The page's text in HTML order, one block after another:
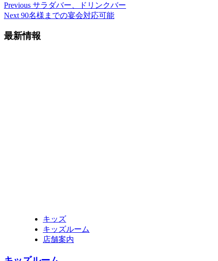
Previous サラダバー、ドリンクバー
Next 90名様までの宴会対応可能
最新情報
キッズ
キッズルーム
店舗案内